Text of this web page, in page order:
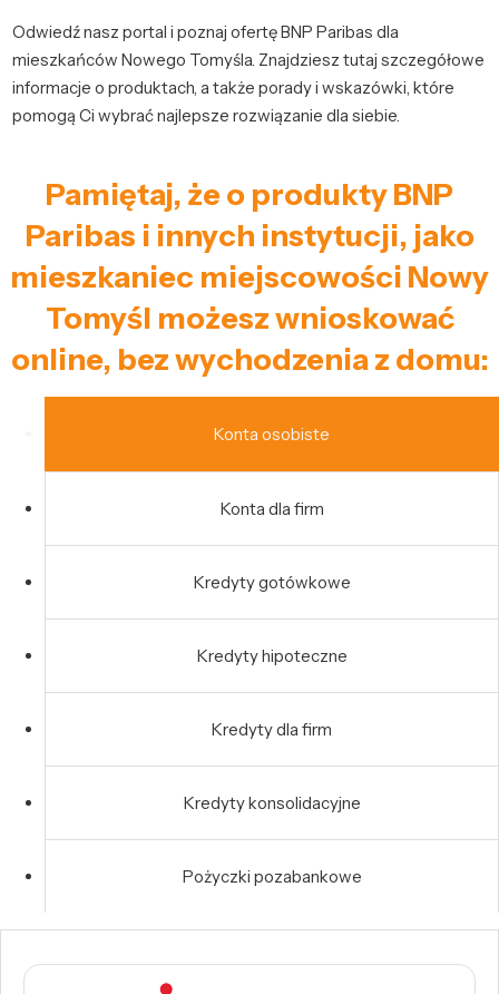
Odwiedź nasz portal i poznaj ofertę BNP Paribas dla
mieszkańców Nowego Tomyśla. Znajdziesz tutaj szczegółowe
informacje o produktach, a także porady i wskazówki, które
pomogą Ci wybrać najlepsze rozwiązanie dla siebie.
Pamiętaj, że o produkty BNP
Paribas i innych instytucji, jako
mieszkaniec miejscowości Nowy
Tomyśl możesz wnioskować
online, bez wychodzenia z domu:
Konta osobiste
Konta dla firm
Kredyty gotówkowe
Kredyty hipoteczne
Kredyty dla firm
Kredyty konsolidacyjne
Pożyczki pozabankowe